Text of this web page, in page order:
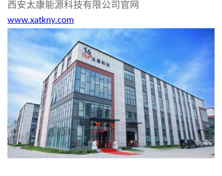
西安太康能源科技有限公司官网
www.xatkny.com